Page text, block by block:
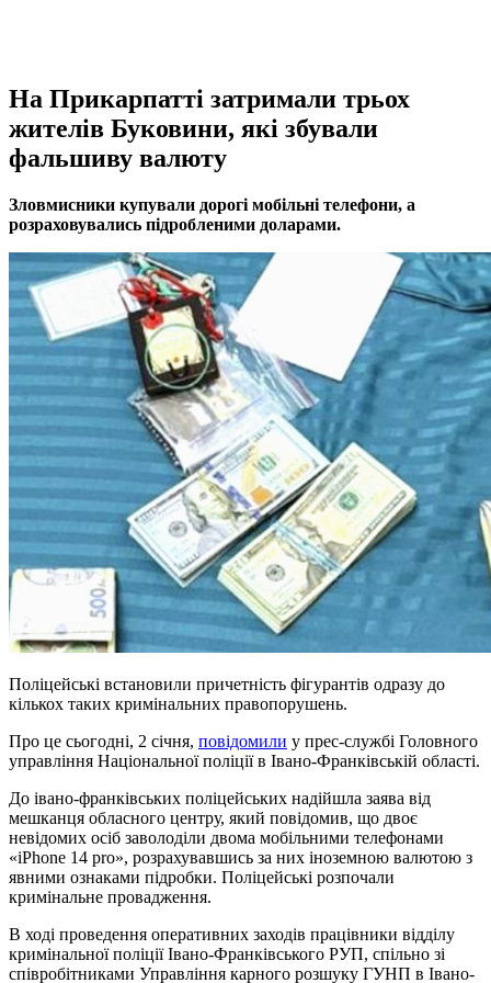
На Прикарпатті затримали трьох
жителів Буковини, які збували
фальшиву валюту
Зловмисники купували дорогі мобільні телефони, а
розраховувались підробленими доларами.
Поліцейські встановили причетність фігурантів одразу до
кількох таких кримінальних правопорушень.
Про це сьогодні, 2 січня, повідомили у прес-службі Головного
управління Національної поліції в Івано-Франківській області.
До івано-франківських поліцейських надійшла заява від
мешканця обласного центру, який повідомив, що двоє
невідомих осіб заволоділи двома мобільними телефонами
«iPhone 14 pro», розрахувавшись за них іноземною валютою з
явними ознаками підробки. Поліцейські розпочали
кримінальне провадження.
В ході проведення оперативних заходів працівники відділу
кримінальної поліції Івано-Франківського РУП, спільно зі
співробітниками Управління карного розшуку ГУНП в Івано-